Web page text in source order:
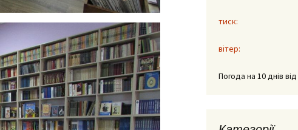
тиск:
вітер:
Погода на 10 днів від